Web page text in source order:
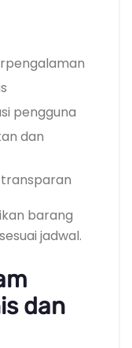
pengguna
dan
barang
jadwal.
dan